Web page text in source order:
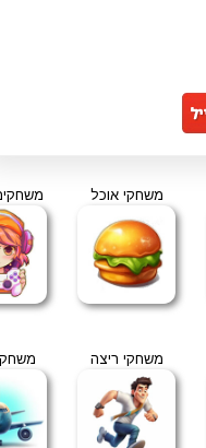
משחקי אוכל
משחקי ריצה